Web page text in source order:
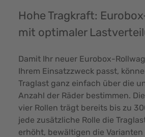
Hohe Tragkraft:
mit optimaler
Damit Ihr neuer Eurobox-
Ihrem Einsatzzweck passt,
Traglast ganz einfach über die
Anzahl der Räder bestimmen.
vier Rollen trägt bereits bis zu
jede zusätzliche Rolle die
erhöht, bewältigen die Varianten